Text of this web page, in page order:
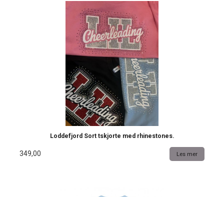
Loddefjord Sort tskjorte med rhinestones.
349,00 Les mer